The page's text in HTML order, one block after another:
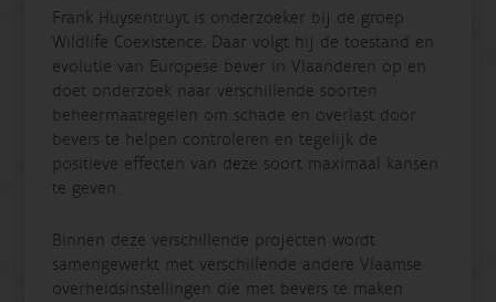
Frank Huysentruyt is onderzoeker bij de groep
Wildlife Coexistence. Daar volgt hij de toestand en
evolutie van Europese bever in Vlaanderen op en
doet onderzoek naar verschillende soorten
beheermaatregelen om schade en overlast door
bevers te helpen controleren en tegelijk de
positieve effecten van deze soort maximaal kansen
te geven.
Binnen deze verschillende projecten wordt
samengewerkt met verschillende andere Vlaamse
overheidsinstellingen die met bevers te maken